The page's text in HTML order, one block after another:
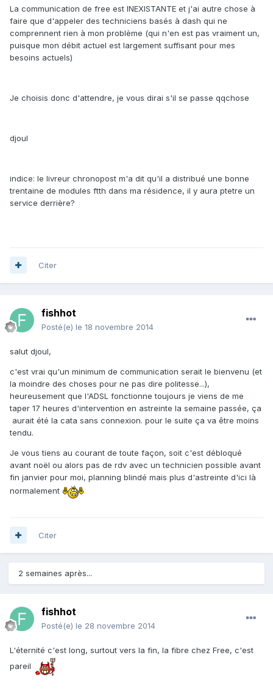
La communication de free est INEXISTANTE et j'ai autre chose à
faire que d'appeler des techniciens basés à dash qui ne
comprennent rien à mon problème (qui n'en est pas vraiment un,
puisque mon débit actuel est largement suffisant pour mes
besoins actuels)
Je choisis donc d'attendre, je vous dirai s'il se passe qqchose
djoul
indice: le livreur chronopost m'a dit qu'il a distribué une bonne
trentaine de modules ftth dans ma résidence, il y aura ptetre un
service derrière?
Citer
fishhot
Posté(e) le 18 novembre 2014
salut djoul,
c'est vrai qu'un minimum de communication serait le bienvenu (et
la moindre des choses pour ne pas dire politesse...),
heureusement que l'ADSL fonctionne toujours je viens de me
taper 17 heures d'intervention en astreinte la semaine passée, ça
aurait été la cata sans connexion. pour le suite ça va être moins
tendu.
Je vous tiens au courant de toute façon, soit c'est débloqué
avant noël ou alors pas de rdv avec un technicien possible avant
fin janvier pour moi, planning blindé mais plus d'astreinte d'ici là
normalement
Citer
2 semaines après...
fishhot
Posté(e) le 28 novembre 2014
L'éternité c'est long, surtout vers la fin, la fibre chez Free, c'est
pareil